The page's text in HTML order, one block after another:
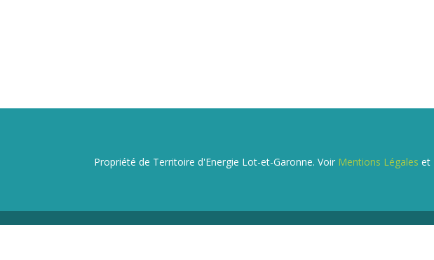
Propriété de Territoire d'Energie Lot-et-Garonne. Voir Mentions Légales et